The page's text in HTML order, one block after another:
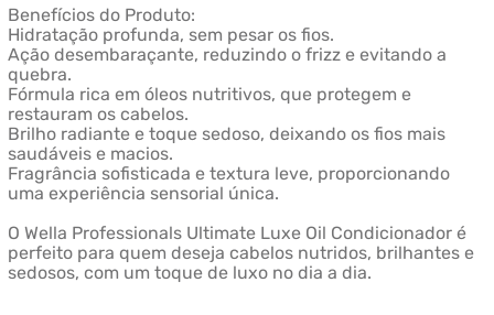
Benefícios do Produto:
Hidratação profunda, sem pesar os fios.
Ação desembaraçante, reduzindo o frizz e evitando a
quebra.
Fórmula rica em óleos nutritivos, que protegem e
restauram os cabelos.
Brilho radiante e toque sedoso, deixando os fios mais
saudáveis e macios.
Fragrância sofisticada e textura leve, proporcionando
uma experiência sensorial única.
O Wella Professionals Ultimate Luxe Oil Condicionador é
perfeito para quem deseja cabelos nutridos, brilhantes e
sedosos, com um toque de luxo no dia a dia.